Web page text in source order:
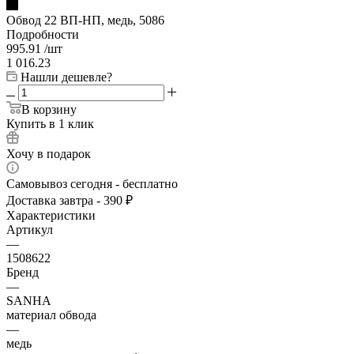
Обвод 22 ВП-НП, медь, 5086
Подробности
995.91 /шт
1 016.23
Нашли дешевле?
В корзину
Купить в 1 клик
Хочу в подарок
Самовывоз сегодня - бесплатно
Доставка завтра - 390 ₽
Характеристики
Артикул
—
1508622
Бренд
—
SANHA
материал обвода
—
медь